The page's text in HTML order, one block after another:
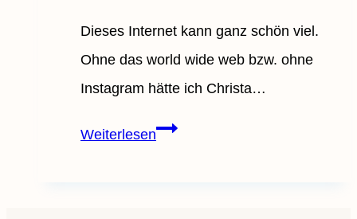
Dieses Internet kann ganz schön viel.
Ohne das world wide web bzw. ohne
Instagram hätte ich Christa…
WeiterlesenEin